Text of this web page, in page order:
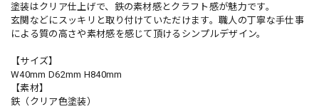
塗装はクリア仕上げで、鉄の素材感とクラフト感が魅力です。
玄関などにスッキリと取り付けていただけます。職人の丁寧な手仕事
による質の高さや素材感を感じて頂けるシンプルデザイン。
【サイズ】
W40mm D62mm H840mm
【素材】
鉄（クリア色塗装）